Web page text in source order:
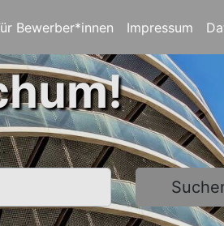
Bewerber*innen Impressum